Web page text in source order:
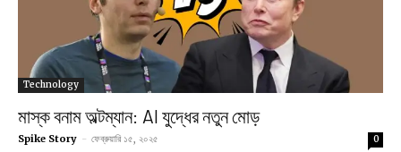
Technology
মাস্ক বনাম অল্টম্যান: AI যুদ্ধের নতুন মোড়
Spike Story - ফেব্রুয়ারি ১৫, ২০২৫ 0